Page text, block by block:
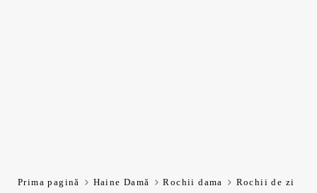
Prima pagină Haine Damă Rochii dama
Rochii de zi